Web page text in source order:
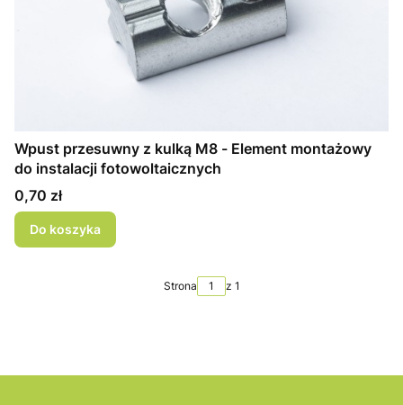
Wpust przesuwny z kulką M8 - Element montażowy
do instalacji fotowoltaicznych
Cena
0,70 zł
Do koszyka
Strona z 1